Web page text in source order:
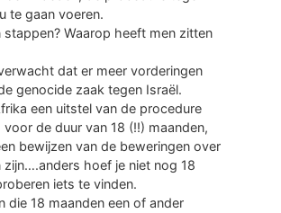
te gaan voeren.
stappen? Waarop heeft men zitten
dat er meer vorderingen
genocide zaak tegen Israël.
een uitstel van de procedure
de duur van 18 (!!) maanden,
bewijzen van de beweringen over
hoef je niet nog 18
iets te vinden.
die 18 maanden een of ander